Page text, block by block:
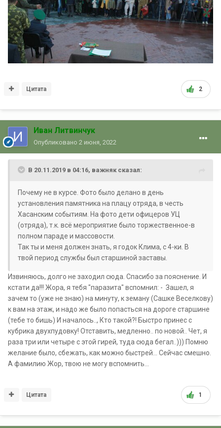
2
Цитата
Иван Литвинчук
Опубликовано 2 июня, 2022
В 20.11.2019 в 04:16, важняксказал:
Почему не в курсе. Фото было делано в день
установления памятника на плацу отряда, в честь
Хасанским событиям. На фото дети офицеров УЦ
(отряда), т.к. всё мероприятие было торжественное-в
полном параде и массовости.
Так ты и меня должен знать, я годок Клима, с 4-ки. В
твой период службы был старшиной заставы.
Извиняюсь, долго не заходил сюда. Спасибо за пояснение. И
кстати да!!! Жора, я тебя "паразита" вспомнил: - Зашел, я
зачем то (уже не знаю) на минуту, к земану (Сашке Веселкову)
к вам на этаж, и надо же было попасться на дороге старшине
(тебе то бишь) И началось.., Кто такой?! Быстро принес с
кубрика двухпудовку! Отставить, медленно.. по новой.. Чет, я
раза три или четыре с этой гирей, туда сюда бегал..))) Помню
желание было, сбежать, как можно быстрей... Сейчас смешно.
А фамилию Жор, твою не могу вспомнить...
1
Цитата